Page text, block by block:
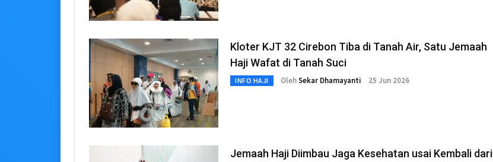
Kloter KJT 32 Cirebon Tiba di Tanah Air, Satu Jemaah
Haji Wafat di Tanah Suci
INFO HAJI OlehSekar Dhamayanti 25 Jun 2026
Jemaah Haji Diimbau Jaga Kesehatan usai Kembali dari